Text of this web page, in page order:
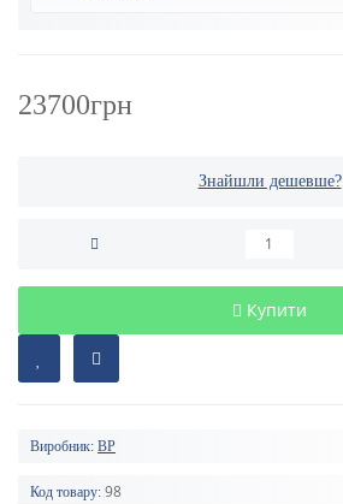
23700грн
Знайшли дешевше?
Купити
Виробник: BP
Код товару: 98